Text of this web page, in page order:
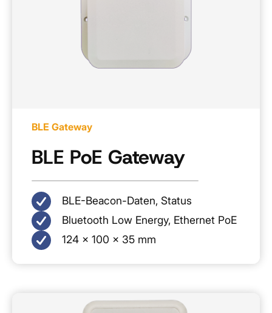
BLE Gateway
BLE PoE Gateway
BLE-Beacon-Daten, Status
Bluetooth Low Energy, Ethernet PoE
124 × 100 × 35 mm